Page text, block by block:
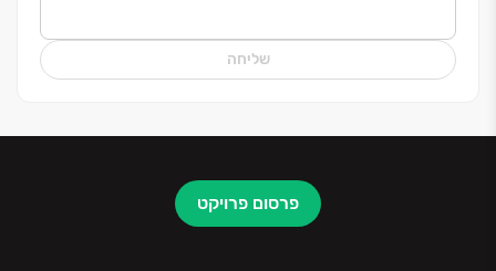
הקבוצות פועלות במיקומים מרכזיים ונחשקים, תוך הקפדה
שליחה
פרסום פרויקט